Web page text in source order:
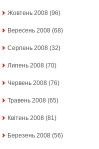
Жовтень 2008 (96)
Вересень 2008 (68)
Серпень 2008 (32)
Липень 2008 (70)
Червень 2008 (76)
Травень 2008 (65)
Квітень 2008 (81)
Березень 2008 (56)